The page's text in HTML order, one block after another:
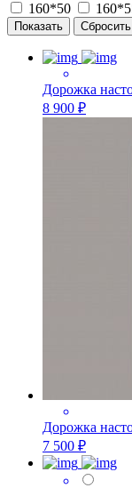
160*50
Дорожка
8 900 ₽
Дорожка
7 500 ₽